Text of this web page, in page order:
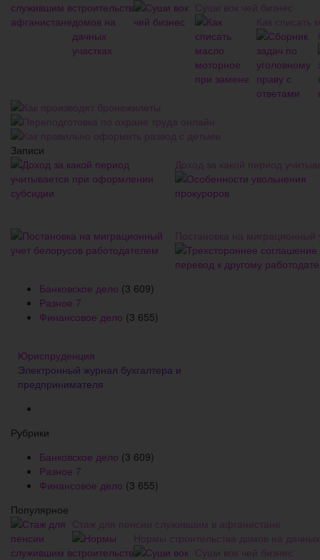
Суши вок чей бизнес
Как списать
Как производят бронежилеты
Переподготовка по охране труда онлайн
Как правильно оформить развод с детьми
Записи
Доход за какой период
Постановка на миграционный
Банковское дело (3 609)
Разное 7
Финансовое дело (3 655)
Юриспруденция
Электронный журнал бухгалтера и
предпринимателя
Рубрики
Банковское дело (3 609)
Разное 7
Финансовое дело (3 655)
Популярное
Стаж для пенсии служившим в афганистане
Нормы строительства домов на дачных
Суши вок чей бизнес